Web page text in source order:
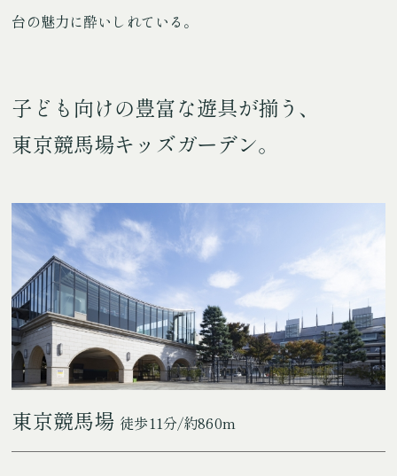
台の魅力に酔いしれている。
子ども向けの豊富な遊具が揃う、
東京競馬場キッズガーデン。
東京競馬場 徒歩11分/約860m